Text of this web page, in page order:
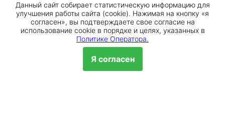
Банки партнеры
Лицензия ЦБ РФ № 1481 от
Лицензия ЦБ РФ № 354 от
29.12.2014
Данный сайт собирает статистическую информацию для
улучшения работы сайта (cookie). Нажимая на кнопку «я
согласен», вы подтверждаете свое согласие на
использование cookie в порядке и целях, указанных в
Политике Оператора.
Я согласен